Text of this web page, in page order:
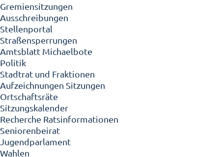
Gremiensitzungen
Ausschreibungen
Stellenportal
Straßensperrungen
Amtsblatt Michaelbote
Politik
Stadtrat und Fraktionen
Aufzeichnungen Sitzungen
Ortschaftsräte
Sitzungskalender
Recherche Ratsinformationen
Seniorenbeirat
Jugendparlament
Wahlen